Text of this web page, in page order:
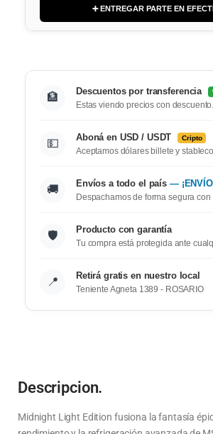
➕ ENTREGAR PARTE EN
🏦 Descuentos por transferencia
Estas viendo precios con descuento.
💵 Aboná en USD / USDT Cripto
Aceptamos dólares billete y
🚚 Envíos a todo el país —
Despachamos de forma segura con
🛡️ Producto con garantía
Tu compra está protegida ante
📍 Retirá gratis en nuestro local
Teniente Agneta 1389 - ROSARIO
Descripcion.
Midnight Light Edition fusiona la fantasía